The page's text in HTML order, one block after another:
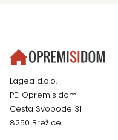
Lagea d.o.o.
PE: Opremisidom
Cesta Svobode 31
8250 Brežice